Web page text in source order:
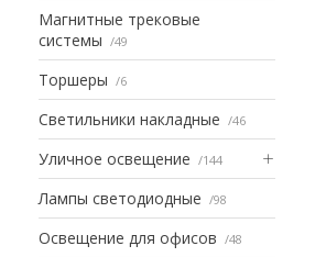
Магнитные трековые
системы
49
Торшеры 6
Светильники накладные 46
Уличное освещение 144
Лампы светодиодные 98
Освещение для офисов 48